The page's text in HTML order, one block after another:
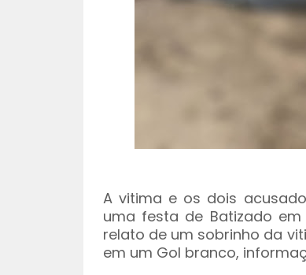
A vitima e os dois
uma festa de Batizado
relato de um sobrinho da
em um Gol branco,